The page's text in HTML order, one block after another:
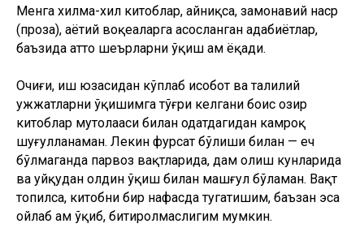
Менга хилма-хил китоблар, айниқса, замонавий наср
(проза), ҳаётий воқеаларга асосланган адабиётлар,
баъзида ҳатто шеърларни ўқиш ҳам ёқади.
Очиғи, иш юзасидан кўплаб ҳисобот ва таҳлилий
ҳужжатларни ўқишимга тўғри келгани боис ҳозир
китоблар мутолааси билан одатдагидан камроқ
шуғулланаман. Лекин фурсат бўлиши билан — ҳеч
бўлмаганда парвоз вақтларида, дам олиш кунларида
ва уйқудан олдин ўқиш билан машғул бўламан. Вақт
топилса, китобни бир нафасда тугатишим, баъзан эса
ойлаб ҳам ўқиб, битиролмаслигим мумкин.